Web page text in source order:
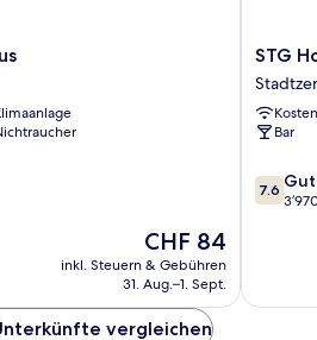
Der
Preis
beträgt
CHF 84
inkl. Steuern & Gebühren
31. Aug.–1. Sept.
STG
Hotel
London
Oxford
Street
London
STG
Bar
7.6
von
7.6 Gut
vergleichen